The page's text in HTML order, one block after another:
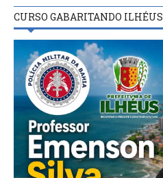
CURSO GABARITANDO ILHÉUS